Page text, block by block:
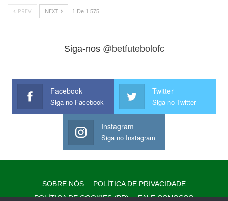
PREV NEXT 1 De 1.575
Siga-nos @betfutebolofc
Facebook
Siga no Facebook
Twitter
Siga no Twitter
Instagram
Siga no Instagram
SOBRE NÓS
POLÍTICA DE PRIVACIDADE
POLÍTICA DE COOKIES (BR)
FALE CONOSCO